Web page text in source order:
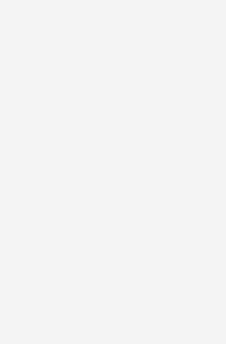
Comfort+
kombinierter Wert der CO₂-Emission: 114 g/km; CO₂-
AGS Comfort
kombinierter Wert der CO₂-Emission: 126 g/km; CO₂-
AGS Comfort+
kombinierter Wert der CO₂-Emission: 127 g/km; CO₂-
Edition
kombinierter Wert der CO2-Emission: 121 g/km; CO2-
Comfort
kombinierter Wert der CO2-Emission: 121 g/km; CO2-